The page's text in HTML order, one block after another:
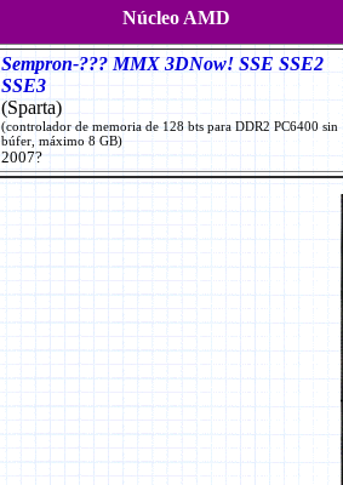
Núcleo AMD
Sempron-??? MMX 3DNow! SSE SSE2
SSE3
(Sparta)
(controlador de memoria de 128 bts para DDR2 PC6400 sin
búfer, máximo 8 GB)
2007?